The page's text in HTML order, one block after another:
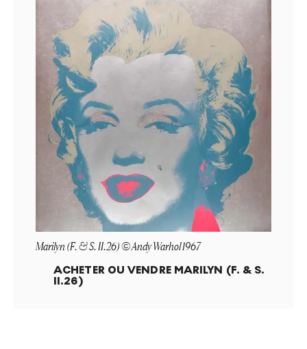
Marilyn (F. & S. II.26) © Andy Warhol 1967
ACHETER OU VENDRE MARILYN (F. & S.
II.26)